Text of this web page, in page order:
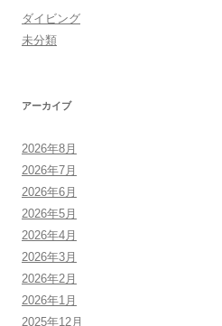
ダイビング
未分類
アーカイブ
2026年8月
2026年7月
2026年6月
2026年5月
2026年4月
2026年3月
2026年2月
2026年1月
2025年12月